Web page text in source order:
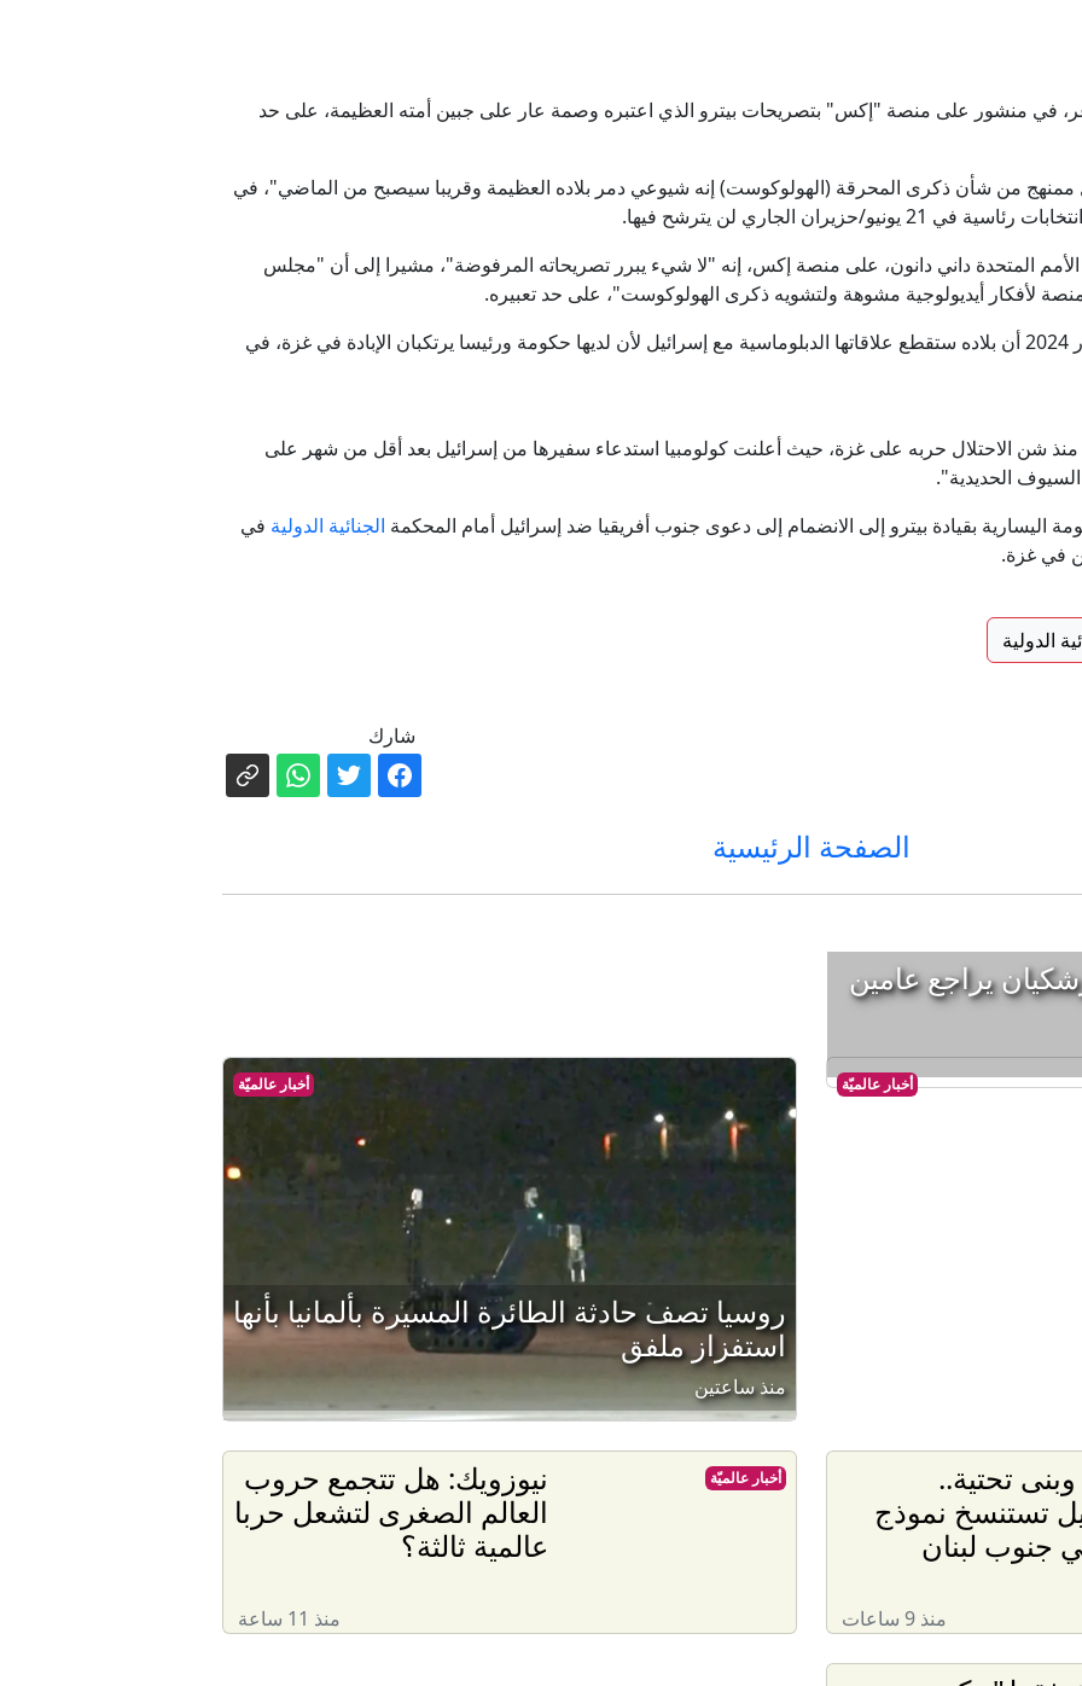
في منشور على منصة "إكس" بتصريحات بيترو الذي اعتبره وصمة عار على جبين أمته العظيمة، على حد
من شأن ذكرى المحرقة (الهولوكوست) إنه شيوعي دمر بلاده العظيمة وقريبا سيصبح من الماضي"، في
حزيران الجاري لن يترشح فيها.
المتحدة داني دانون، على منصة إكس، إنه "لا شيء يبرر تصريحاته المرفوضة"، مشيرا إلى أن "مجلس
منصة لأفكار أيديولوجية مشوهة ولتشويه ذكرى الهولوكوست"، على حد تعبيره.
وكان الرئيس الكولومبي أعلن في مايو/أيار 2024 أن بلاده ستقطع علاقاتها الدبلوماسية مع إسرائيل لأن لديها حكومة ورئيسا يرتكبان الإبادة في غزة، في
منذ شن الاحتلال حربه على غزة، حيث أعلنت كولومبيا استدعاء سفيرها من إسرائيل بعد أقل من شهر على
الحديدية".
اليسارية بقيادة بيترو إلى الانضمام إلى دعوى جنوب أفريقيا ضد إسرائيل أمام المحكمة الجنائية الدولية في
في غزة.
الدولية
شارك
الصفحة الرئيسية
أخبار عالميّة
يراجع عامين
أخبار عالميّة
روسيا تصف حادثة الطائرة المسيرة بألمانيا بأنها
استفزاز ملفق
منذ ساعتين
تحتية..
تستنسخ نموذج
جنوب لبنان
منذ 9 ساعات
نيوزويك: هل تتجمع حروب
العالم الصغرى لتشعل حربا
عالمية ثالثة؟
منذ 11 ساعة
أخبار عالميّة